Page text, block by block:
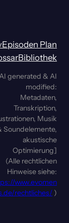
Episoden Plan
Bibliothek
generated & AI
modified:
Metadaten,
Transkription,
Musik
Soundelemente,
akustische
Optimierung]
(Alle rechtlichen
Hinweise siehe:
www.evomen
rechtliches/ )